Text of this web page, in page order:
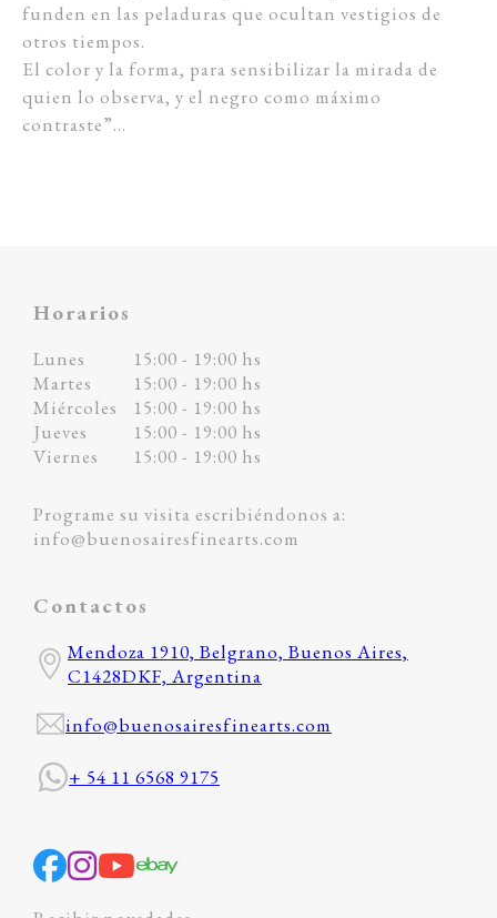
funden en las peladuras que ocultan vestigios de
otros tiempos.
El color y la forma, para sensibilizar la mirada de
quien lo observa, y el negro como máximo
contraste”…
Horarios
Lunes
15:00 - 19:00 hs
Martes
15:00 - 19:00 hs
Miércoles
15:00 - 19:00 hs
Jueves
15:00 - 19:00 hs
Viernes
15:00 - 19:00 hs
Programe su visita escribiéndonos a:
info@buenosairesfinearts.com
Contactos
Mendoza 1910, Belgrano, Buenos Aires,
C1428DKF, Argentina
info@buenosairesfinearts.com
+ 54 11 6568 9175